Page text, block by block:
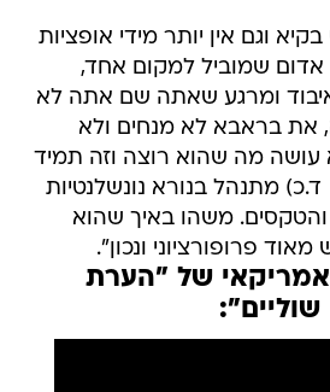
וגם אין יותר מידי אופציות
שמוביל למקום אחד,
ומרגע שאתה שם אתה לא
את בראבא לא מנחים ולא
עושה מה שהוא רוצה וזה תמיד
ד.כ) מתנהל בנורא נונשלנטיות
והטקסים. משהו באיך שהוא
פרופורציוני ונכון".
של "הערת
שוליים":